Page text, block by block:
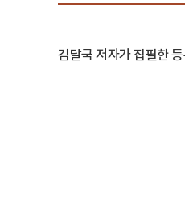
김달국 저자가 집필한